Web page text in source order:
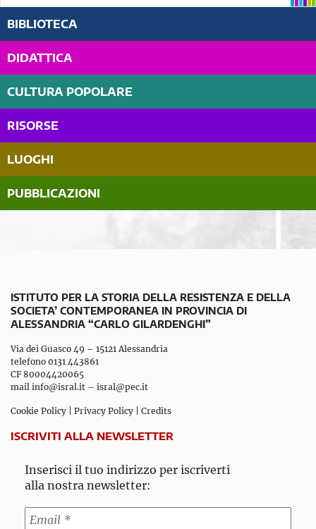
BIBLIOTECA
DIDATTICA
CULTURA POPOLARE
RISORSE
LUOGHI
PUBBLICAZIONI
ISTITUTO PER LA STORIA DELLA RESISTENZA E DELLA
SOCIETA’ CONTEMPORANEA IN PROVINCIA DI
ALESSANDRIA “CARLO GILARDENGHI”
Via dei Guasco 49 – 15121 Alessandria
telefono 0131 443861
CF 80004420065
mail info@isral.it – isral@pec.it
Cookie Policy Privacy Policy Credits
ISCRIVITI ALLA NEWSLETTER
Inserisci il tuo indirizzo per iscriverti
alla nostra newsletter: